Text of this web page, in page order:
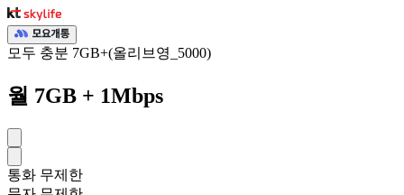
모두 충분 7GB+(올리브영_5000)
월 7GB + 1Mbps
통화 무제한